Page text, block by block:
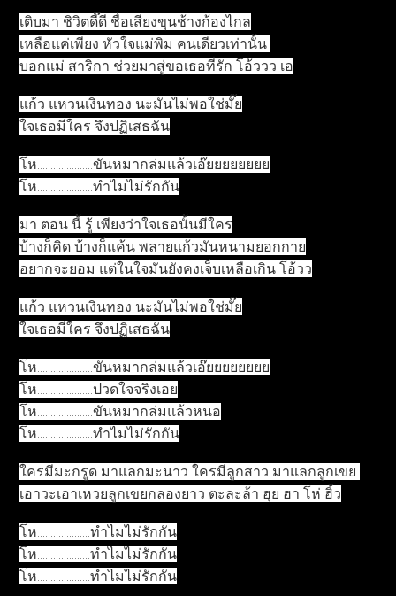
เติบมา ชิวิตดี๊ดี ชื่อเสียงขุนช้างก้องไกล
เหลือแค่เพียง หัวใจแม่พิม คนเดียวเท่านั้น
บอกแม่ สาริกา ช่วยมาสู่ขอเธอที่รัก โอ้ววว เอ
แก้ว แหวนเงินทอง นะมันไม่พอใช่มั๊ย
ใจเธอมีใคร จึงปฏิเสธฉัน
โห.....................ขันหมากล่มแล้วเอ๊ยยยยยยยย
โห.....................ทำไมไม่รักกัน
มา ตอน นี้ รู้ เพียงว่าใจเธอนั้นมีใคร
บ้างก็คิด บ้างก็แค้น พลายแก้วมันหนามยอกกาย
อยากจะยอม แต่ในใจมันยังคงเจ็บเหลือเกิน โอ้วว
แก้ว แหวนเงินทอง นะมันไม่พอใช่มั๊ย
ใจเธอมีใคร จึงปฏิเสธฉัน
โห.....................ขันหมากล่มแล้วเอ๊ยยยยยยยย
โห.....................ปวดใจจริงเอย
โห.....................ขันหมากล่มแล้วหนอ
โห.....................ทำไมไม่รักกัน
ใครมีมะกรูด มาแลกมะนาว ใครมีลูกสาว มาแลกลูกเขย
เอาวะเอาเหวยลูกเขยกลองยาว ตะละล้า ฮุย ฮา โห่ ฮิ้ว
โห....................ทำไมไม่รักกัน
โห....................ทำไมไม่รักกัน
โห....................ทำไมไม่รักกัน